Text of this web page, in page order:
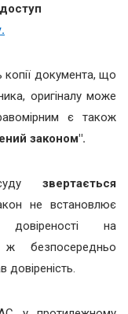
копії документа, що
оригіналу може
є також
законом".
звертається
не встановлює
на
ж безпосередньо